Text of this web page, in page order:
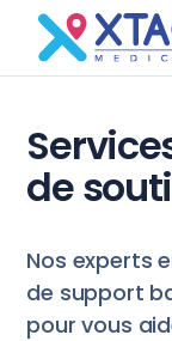
de
Nos experts
de support
pour vous